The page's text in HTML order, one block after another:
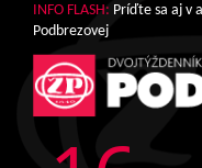
INFO FLASH: Príďte sa aj v
Podbrezovej